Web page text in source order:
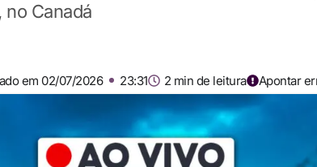
Canadá
em 02/07/2026 23:31 2 min de leitura Apontar